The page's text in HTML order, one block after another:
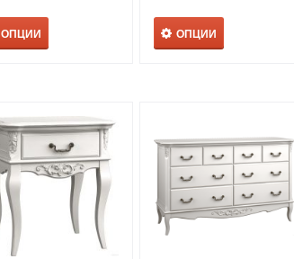
ОПЦИИ ОПЦИИ